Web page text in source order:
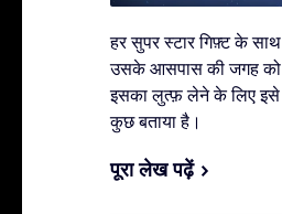
हर सुपर स्टार गिफ़्ट के
उसके आसपास की जगह को
इसका लुत्फ़ लेने के लिए इसे
कुछ बताया है।
पूरा लेख पढ़ें